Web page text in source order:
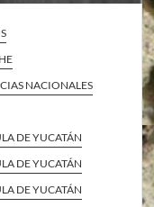
NACIONALES
DE YUCATÁN
DE YUCATÁN
DE YUCATÁN